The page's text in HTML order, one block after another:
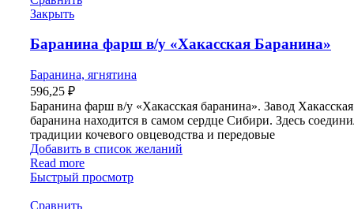
Закрыть
Баранина фарш в/у «Хакасская Баранина»
Баранина, ягнятина
596,25 ₽
Баранина фарш в/у «Хакасская баранина». Завод Хакасская
баранина находится в самом сердце Сибири. Здесь
традиции кочевого овцеводства и передовые
Добавить в список желаний
Read more
Быстрый просмотр
Сравнить